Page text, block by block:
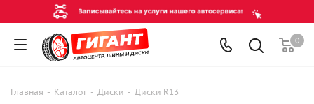
0
Главная - Каталог - Диски - Диски R13